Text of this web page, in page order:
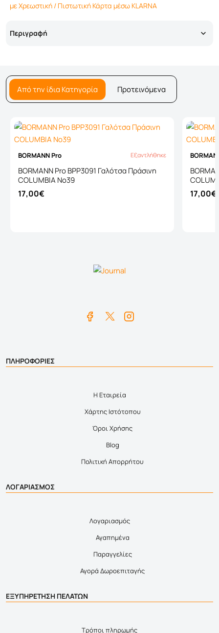
με Χρεωστική / Πιστωτική Κάρτα μέσω KLARNA
Περιγραφή
Από την ίδια Κατηγορία Προτεινόμενα
Εξαντλήθηκε
BORMANN Pro Εξαντλήθηκε
BORMANN Pro BPP3091 Γαλότσα Πράσινη
COLUMBIA No39
17,00€ 17,00€
ΠΛΗΡΟΦΟΡΙΕΣ
Η Εταιρεία
Χάρτης Ιστότοπου
Όροι Χρήσης
Blog
Πολιτική Απορρήτου
ΛΟΓΑΡΙΑΣΜΟΣ
Λογαριασμός
Αγαπημένα
Παραγγελίες
Αγορά Δωροεπιταγής
ΕΞΥΠΗΡΕΤΗΣΗ ΠΕΛΑΤΩΝ
Τρόποι πληρωμής